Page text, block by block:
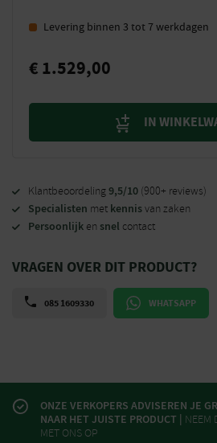
Levering binnen 3 tot 7 werkdagen
€ 1.529,00
IN
Klantbeoordeling9,5/10 (900+ reviews)
Specialisten met kennisvan zaken
Persoonlijk en snel contact
VRAGEN OVER DIT PRODUCT?
085 1609330 WHATSAPP
ONZE VERKOPERS ADVISEREN JE
NAAR HET JUISTE PRODUCT | NEEM
MET ONS OP